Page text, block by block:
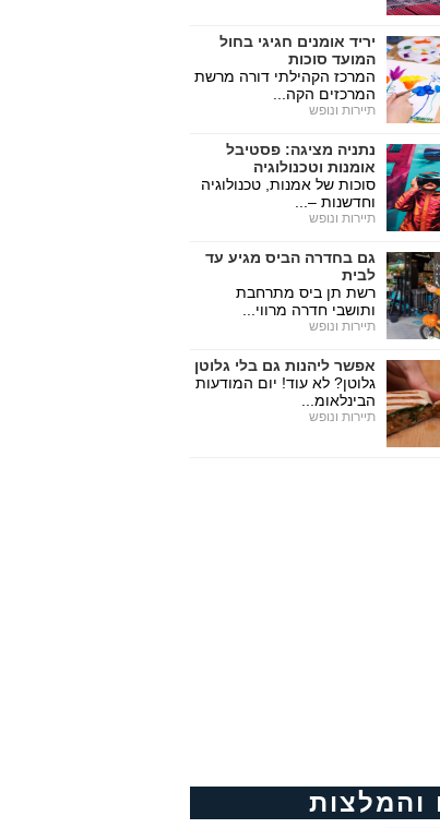
יריד אומנים חגיגי בחול
המועד סוכות
המרכז הקהילתי דורה מרשת
המרכזים הקה...
תיירות ונופש
נתניה מציגה: פסטיבל
אומנות וטכנולוגיה
סוכות של אמנות, טכנולוגיה
וחדשנות –...
תיירות ונופש
גם בחדרה הביס מגיע עד
לבית
רשת תן ביס מתרחבת
ותושבי חדרה מרווי...
תיירות ונופש
אפשר ליהנות גם בלי גלוטן
גלוטן? לא עוד! יום המודעות
הבינלאומ...
תיירות ונופש
והמלצות